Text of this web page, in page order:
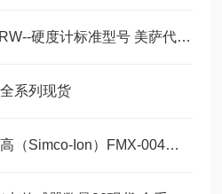
OKADA SEIKO PC-30 RW--硬度计标准型号 美萨代理系列
系列现货
推荐关于检测仪器-思美高（Simco-Ion）FMX-004静电场测试仪应用案例